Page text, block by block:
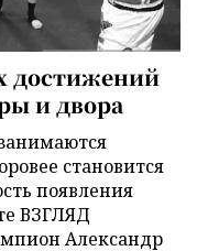
достижений
и двора
становится
появления
ВЗГЛЯД
Александр